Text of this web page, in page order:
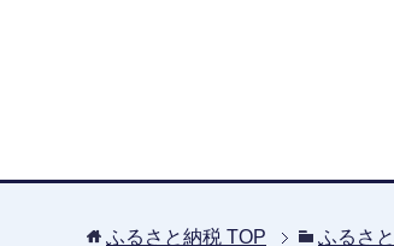
ふるさと納税 TOP ふるさ